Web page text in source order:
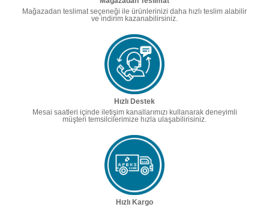
Mağazadan teslimat seçeneği ile ürünlerinizi daha hızlı teslim alabilir
ve indirim kazanabilirsiniz.
Hızlı Destek
Mesai saatleri içinde iletişim kanallarımızı kullanarak deneyimli
müşteri temsilcilerimize hızla ulaşabilirisiniz.
Hızlı Kargo